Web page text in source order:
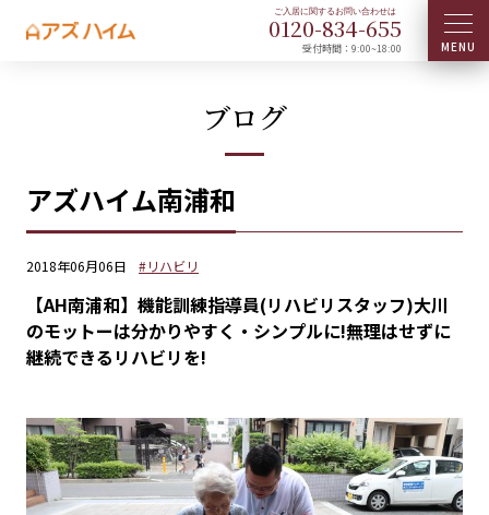
0120-834-655
受付時間：9:00~18:00
ブログ
アズハイム南浦和
2018年06月06日 #リハビリ
【AH南浦和】機能訓練指導員(リハビリスタッフ)大川
のモットーは分かりやすく・シンプルに!無理はせずに
継続できるリハビリを!